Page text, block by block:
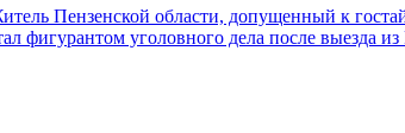
Пензенской области, допущенный к
фигурантом уголовного дела после выезда